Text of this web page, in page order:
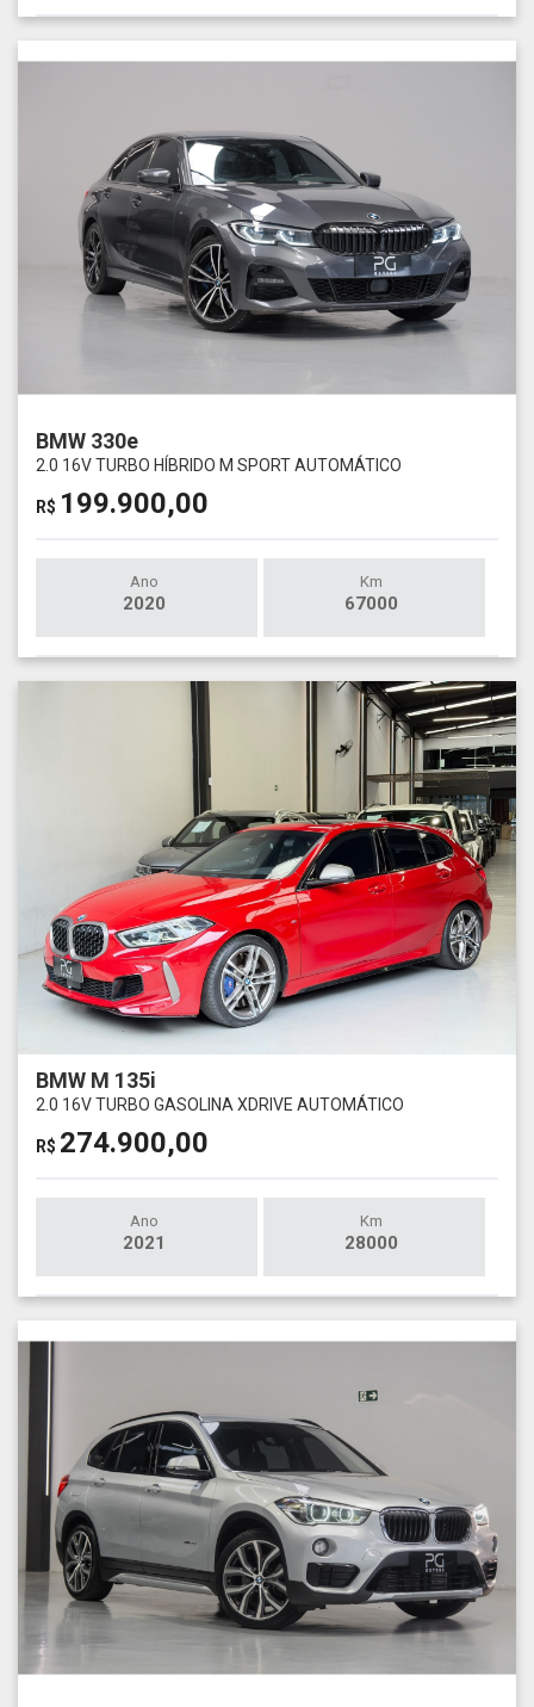
BMW 330e
2.0 16V TURBO HÍBRIDO M SPORT AUTOMÁTICO
R$ 199.900,00
Ano
2020
Km
67000
BMW M 135i
2.0 16V TURBO GASOLINA XDRIVE AUTOMÁTICO
R$ 274.900,00
Ano
2021
Km
28000